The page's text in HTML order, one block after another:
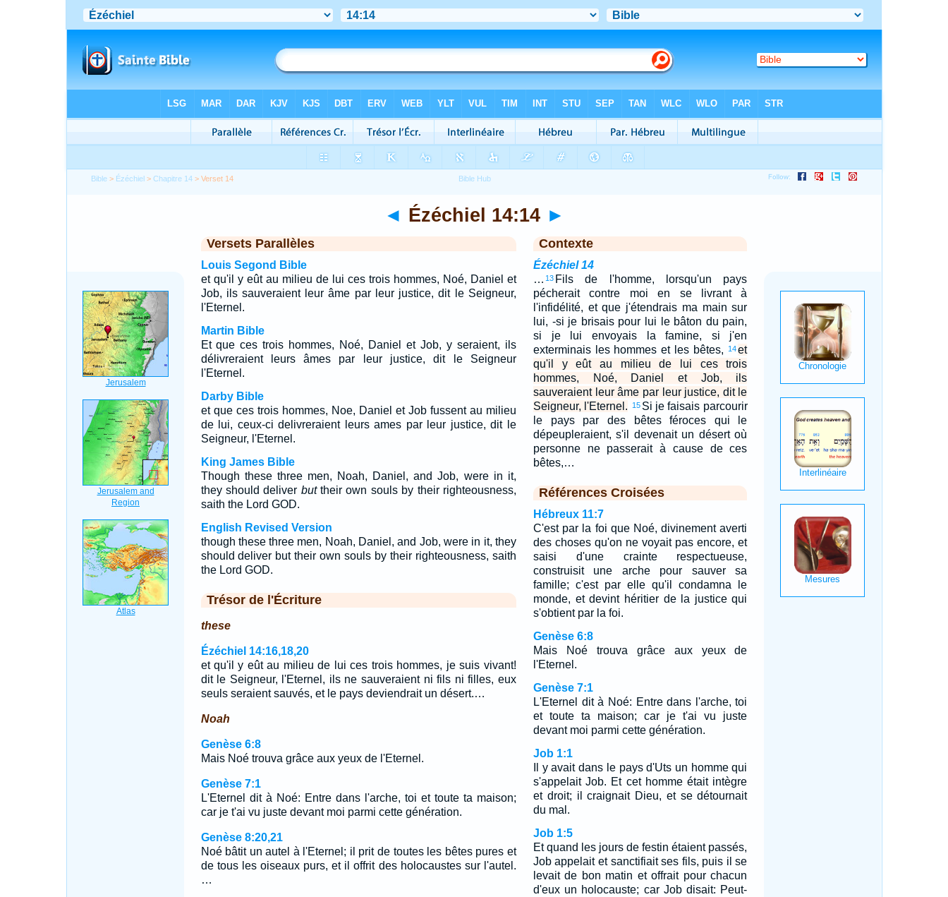
Bible > Ézéchiel >Chapitre 14 > Verset 14
◄ Ézéchiel 14:14 ►
Versets Parallèles
Louis Segond Bible
et qu'il y eût au milieu de lui ces trois hommes, Noé, Daniel et
Job, ils sauveraient leur âme par leur justice, dit le Seigneur,
l'Eternel.
Martin Bible
Et que ces trois hommes, Noé, Daniel et Job, y seraient, ils
délivreraient leurs âmes par leur justice, dit le Seigneur
l'Eternel.
Darby Bible
et que ces trois hommes, Noe, Daniel et Job fussent au milieu
de lui, ceux-ci delivreraient leurs ames par leur justice, dit le
Seigneur, l'Eternel.
King James Bible
Though these three men, Noah, Daniel, and Job, were in it,
they should deliver buttheir own souls by their righteousness,
saith the Lord GOD.
English Revised Version
though these three men, Noah, Daniel, and Job, were in it, they
should deliver but their own souls by their righteousness, saith
the Lord GOD.
Trésor de l'Écriture
these
Ézéchiel 14:16,18,20
et qu'il y eût au milieu de lui ces trois hommes, je suis vivant!
dit le Seigneur, l'Eternel, ils ne sauveraient ni fils ni filles, eux
seuls seraient sauvés, et le pays deviendrait un désert.…
Noah
Genèse 6:8
Mais Noé trouva grâce aux yeux de l'Eternel.
Genèse 7:1
L'Eternel dit à Noé: Entre dans l'arche, toi et toute ta maison;
car je t'ai vu juste devant moi parmi cette génération.
Genèse 8:20,21
Noé bâtit un autel à l'Eternel; il prit de toutes les bêtes pures et
de tous les oiseaux purs, et il offrit des holocaustes sur l'autel.
…
Contexte
Ézéchiel 14
… 13 Fils de l'homme, lorsqu'un pays
pécherait contre moi en se livrant à
l'infidélité, et que j'étendrais ma main sur
lui, -si je brisais pour lui le bâton du pain,
si je lui envoyais la famine, si j'en
exterminais les hommes et les bêtes,
14 et
qu'il y eût au milieu de lui ces trois
hommes, Noé, Daniel et Job, ils
sauveraient leur âme par leur justice, dit le
Seigneur, l'Eternel.
15 Si je faisais parcourir
le pays par des bêtes féroces qui le
dépeupleraient, s'il devenait un désert où
personne ne passerait à cause de ces
bêtes,…
Références Croisées
Hébreux 11:7
C'est par la foi que Noé, divinement averti
des choses qu'on ne voyait pas encore, et
saisi d'une crainte respectueuse,
construisit une arche pour sauver sa
famille; c'est par elle qu'il condamna le
monde, et devint héritier de la justice qui
s'obtient par la foi.
Genèse 6:8
Mais Noé trouva grâce aux yeux de
l'Eternel.
Genèse 7:1
L'Eternel dit à Noé: Entre dans l'arche, toi
et toute ta maison; car je t'ai vu juste
devant moi parmi cette génération.
Job 1:1
Il y avait dans le pays d'Uts un homme qui
s'appelait Job. Et cet homme était intègre
et droit; il craignait Dieu, et se détournait
du mal.
Job 1:5
Et quand les jours de festin étaient passés,
Job appelait et sanctifiait ses fils, puis il se
levait de bon matin et offrait pour chacun
d'eux un holocauste; car Job disait: Peut-